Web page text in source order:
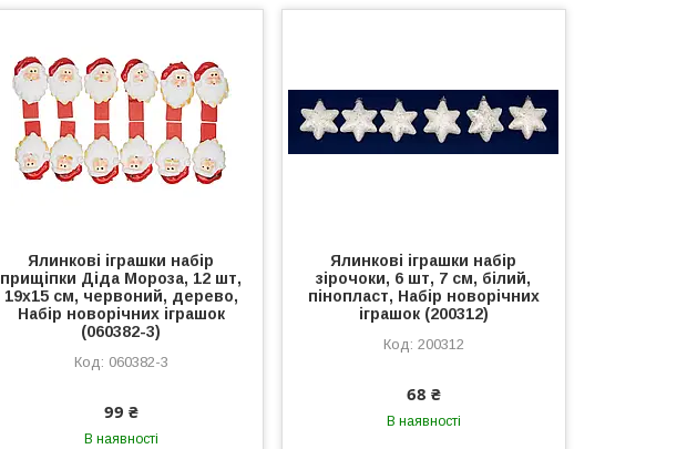
Ялинкові іграшки набір
прищіпки Діда Мороза, 12 шт,
19х15 см, червоний, дерево,
Набір новорічних іграшок
(060382-3)
060382-3
99 ₴
В наявності
Ялинкові іграшки набір
зірочоки, 6 шт, 7 см, білий,
пінопласт, Набір новорічних
іграшок (200312)
200312
68 ₴
В наявності